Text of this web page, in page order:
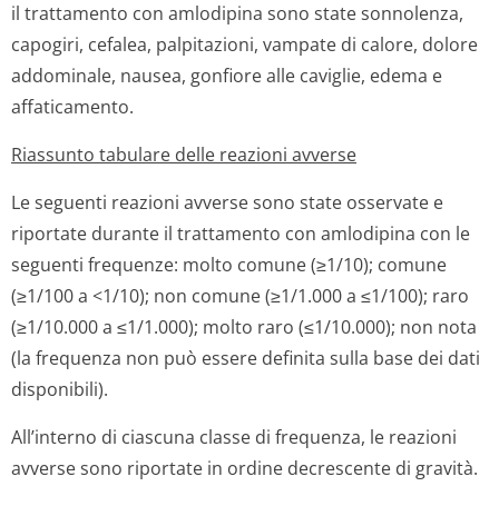
il trattamento con amlodipina sono state sonnolenza,
capogiri, cefalea, palpitazioni, vampate di calore, dolore
addominale, nausea, gonfiore alle caviglie, edema e
affaticamento.
Riassunto tabulare delle reazioni avverse
Le seguenti reazioni avverse sono state osservate e
riportate durante il trattamento con amlodipina con le
seguenti frequenze: molto comune (≥1/10); comune
(≥1/100 a <1/10); non comune (≥1/1.000 a ≤1/100); raro
(≥1/10.000 a ≤1/1.000); molto raro (≤1/10.000); non nota
(la frequenza non può essere definita sulla base dei dati
disponibili).
All’interno di ciascuna classe di frequenza, le reazioni
avverse sono riportate in ordine decrescente di gravità.